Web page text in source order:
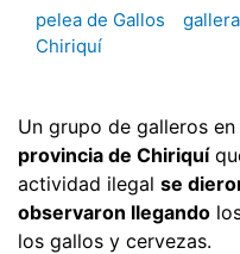
pelea de Gallos gallera
Chiriquí
Un grupo de galleros
provincia de Chiriquí
actividad ilegal se
observaron llegando
los gallos y cervezas.